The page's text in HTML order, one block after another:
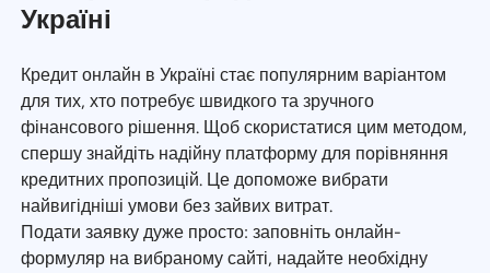
Україні
Кредит онлайн в Україні стає популярним варіантом
для тих, хто потребує швидкого та зручного
фінансового рішення. Щоб скористатися цим методом,
спершу знайдіть надійну платформу для порівняння
кредитних пропозицій. Це допоможе вибрати
найвигідніші умови без зайвих витрат.
Подати заявку дуже просто: заповніть онлайн-
формуляр на вибраному сайті, надайте необхідну